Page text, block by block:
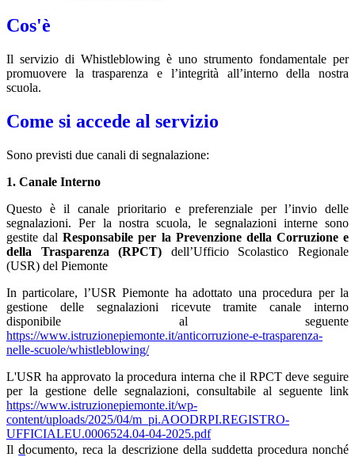
Cos'è
Il servizio di Whistleblowing è uno strumento fondamentale per
promuovere la trasparenza e l’integrità all’interno della nostra
scuola.
Come si accede al servizio
Sono previsti due canali di segnalazione:
1. Canale Interno
Questo è il canale prioritario e preferenziale per l’invio delle
segnalazioni. Per la nostra scuola, le segnalazioni interne sono
gestite dalResponsabile per la Prevenzione della Corruzione e
della Trasparenza (RPCT) dell’Ufficio Scolastico Regionale
(USR) del Piemonte
In particolare, l’USR Piemonte ha adottato una procedura per la
gestione delle segnalazioni ricevute tramite canale interno
disponibile al seguente
https://www.istruzionepiemonte.it/anticorruzione-e-trasparenza-
nelle-scuole/whistleblowing/
L'USR ha approvato la procedura interna che il RPCT deve seguire
per la gestione delle segnalazioni, consultabile al seguente link
https://www.istruzionepiemonte.it/wp-
content/uploads/2025/04/m_pi.AOODRPI.REGISTRO-
UFFICIALEU.0006524.04-04-2025.pdf
Ildocumento, reca la descrizione della suddetta procedura nonché